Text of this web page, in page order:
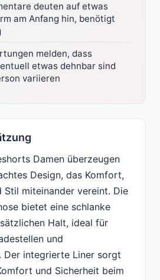
deuten auf etwas
am Anfang hin, benötigt
melden, dass
etwas dehnbar sind
variieren
Damen überzeugen
Design, das Komfort,
Stil miteinander vereint. Die
bietet eine schlanke
Halt, ideal für
und
Der integrierte Liner sorgt
und Sicherheit beim